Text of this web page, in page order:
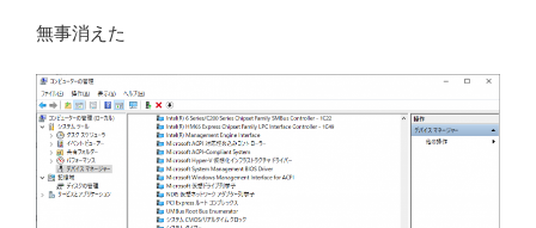
無事消えた